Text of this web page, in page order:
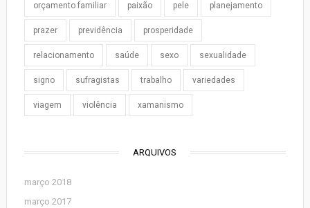
orçamento familiar paixão pele planejamento
prazer previdência prosperidade
relacionamento saúde sexo sexualidade
signo sufragistas trabalho variedades
viagem violência xamanismo
ARQUIVOS
março 2018
março 2017